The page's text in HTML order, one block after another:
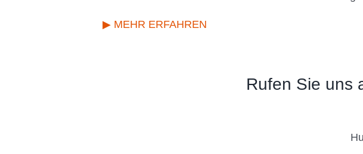
▶ MEHR ERFAHREN
Rufen Sie uns